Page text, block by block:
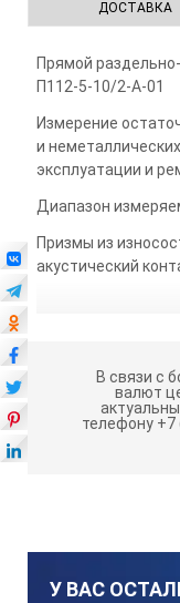
ДОСТАВКА
Прямой
П112-5-10/2-А-01
Измерение
и
эксплуатации и
Диапазон
Призмы из
акустический
В связи с
валют
телефону +7
У ВАС